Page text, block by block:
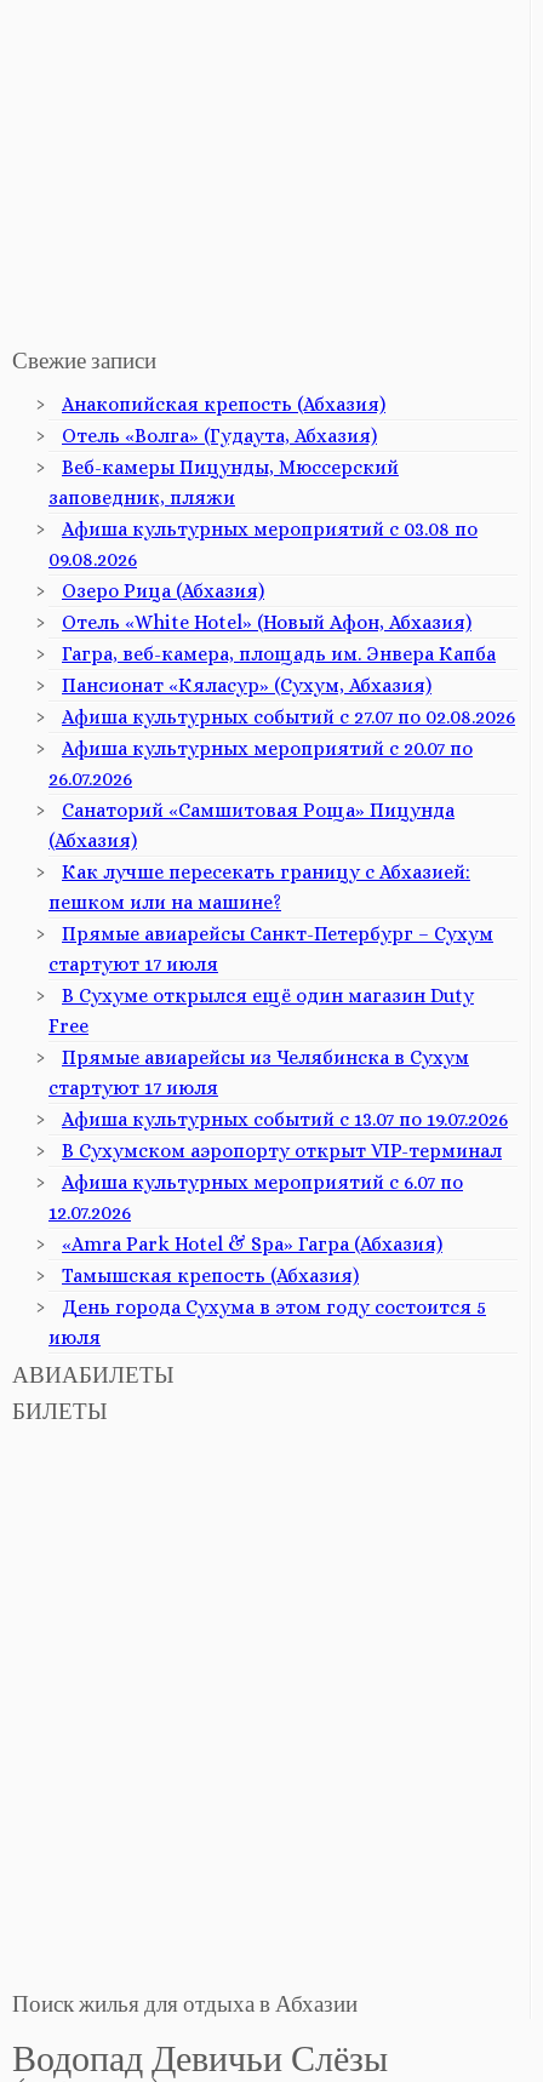
Свежие записи
Анакопийская крепость (Абхазия)
Отель «Волга» (Гудаута, Абхазия)
Веб-камеры Пицунды, Мюссерский
заповедник, пляжи
Афиша культурных мероприятий с 03.08 по
09.08.2026
Озеро Рица (Абхазия)
Отель «White Hotel» (Новый Афон, Абхазия)
Гагра, веб-камера, площадь им. Энвера Капба
Пансионат «Кяласур» (Сухум, Абхазия)
Афиша культурных событий с 27.07 по 02.08.2026
Афиша культурных мероприятий с 20.07 по
26.07.2026
Санаторий «Самшитовая Роща» Пицунда
(Абхазия)
Как лучше пересекать границу с Абхазией:
пешком или на машине?
Прямые авиарейсы Санкт-Петербург – Сухум
стартуют 17 июля
В Сухуме открылся ещё один магазин Duty
Free
Прямые авиарейсы из Челябинска в Сухум
стартуют 17 июля
Афиша культурных событий с 13.07 по 19.07.2026
В Сухумском аэропорту открыт VIP-терминал
Афиша культурных мероприятий с 6.07 по
12.07.2026
«Amra Park Hotel & Spa» Гагра (Абхазия)
Тамышская крепость (Абхазия)
День города Сухума в этом году состоится 5
июля
АВИАБИЛЕТЫ
БИЛЕТЫ
Поиск жилья для отдыха в Абхазии
Водопад Девичьи Слёзы